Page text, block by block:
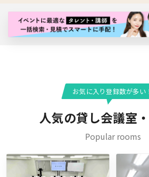
お気に入り登録数が多い
人気の貸し会議室
Popular rooms